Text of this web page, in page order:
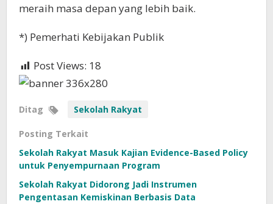
meraih masa depan yang lebih baik.
*) Pemerhati Kebijakan Publik
Post Views: 18
Ditag Sekolah Rakyat
Posting Terkait
Sekolah Rakyat Masuk Kajian Evidence-Based Policy
untuk Penyempurnaan Program
Sekolah Rakyat Didorong Jadi Instrumen
Pengentasan Kemiskinan Berbasis Data